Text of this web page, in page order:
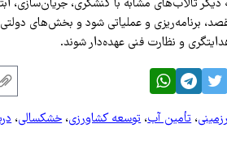
دیگر تالاب‌های مشابه با کنشگری،
برنامه‌ریزی و عملیاتی شود و بخش‌های
و نظارت فنی عهده‌دار شوند.
،تأمین آب،توسعه کشاورزی،خشکسالی،